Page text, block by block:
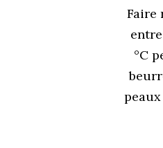
Faire
°C